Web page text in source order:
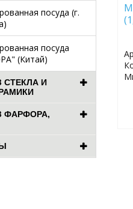
посуда (г.
посуда
(Китай)
СТЕКЛА И
ФАРФОРА,